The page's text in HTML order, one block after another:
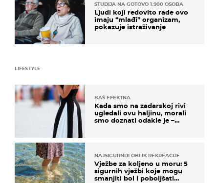
STUDIJA NA GOTOVO 1.900 OSOBA
Ljudi koji redovito rade ovo
imaju “mlađi” organizam,
pokazuje istraživanje
LIFESTYLE
BAŠ EFEKTNA
Kada smo na zadarskoj rivi
ugledali ovu haljinu, morali
smo doznati odakle je –
NAJSIGURNIJI OBLIK REKREACIJE
Vježbe za koljeno u moru: 5
sigurnih vježbi koje mogu
smanjiti bol i poboljšati